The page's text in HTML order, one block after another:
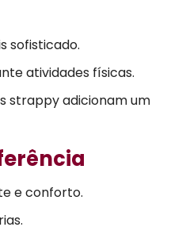
sofisticado.
atividades físicas.
strappy adicionam um
e conforto.